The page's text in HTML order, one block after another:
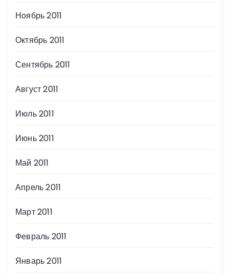
Ноябрь 2011
Октябрь 2011
Сентябрь 2011
Август 2011
Июль 2011
Июнь 2011
Май 2011
Апрель 2011
Март 2011
Февраль 2011
Январь 2011